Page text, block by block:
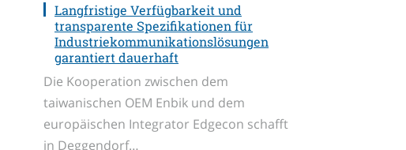
Langfristige Verfügbarkeit und
transparente Spezifikationen für
Industriekommunikationslösungen
garantiert dauerhaft
Die Kooperation zwischen dem
taiwanischen OEM Enbik und dem
europäischen Integrator Edgecon schafft
in Deggendorf…